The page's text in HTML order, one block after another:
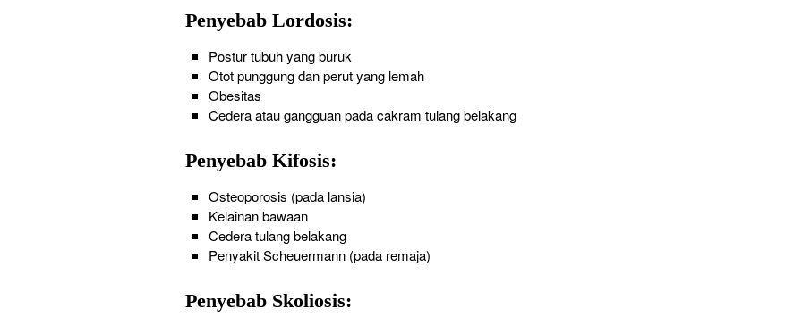
Penyebab Lordosis:
Postur tubuh yang buruk
Otot punggung dan perut yang lemah
Obesitas
Cedera atau gangguan pada cakram tulang belakang
Penyebab Kifosis:
Osteoporosis (pada lansia)
Kelainan bawaan
Cedera tulang belakang
Penyakit Scheuermann (pada remaja)
Penyebab Skoliosis: